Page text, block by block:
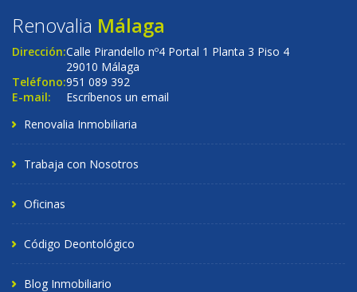
Renovalia Málaga
Dirección:Calle Pirandello nº4 Portal 1 Planta 3 Piso 4
29010 Málaga
Teléfono:951 089 392
E-mail:
Escríbenos un email
Renovalia Inmobiliaria
Trabaja con Nosotros
Oficinas
Código Deontológico
Blog Inmobiliario